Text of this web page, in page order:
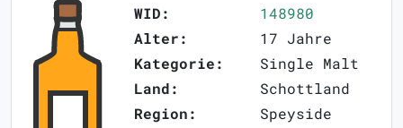
WID:
148980
Alter:
17 Jahre
Kategorie:
Single Malt
Land:
Schottland
Region:
Speyside